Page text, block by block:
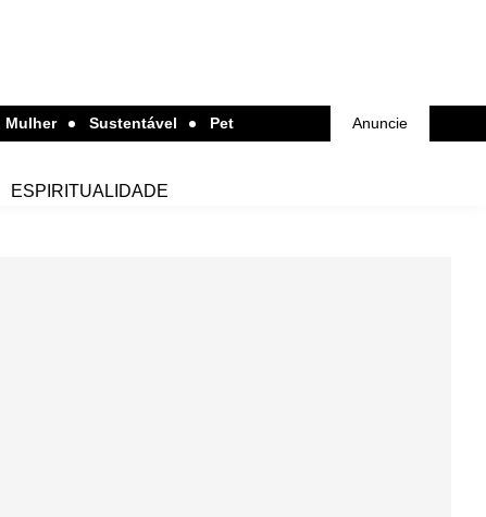
Mulher Sustentável Pet Anuncie
ESPIRITUALIDADE